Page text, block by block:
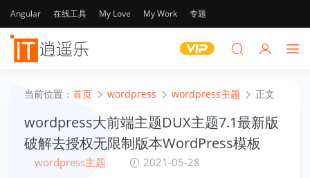
Angular 在线工具 My Love My Work 专题
当前位置： 首页 wordpress wordpress主题 正文
wordpress大前端主题DUX主题7.1最新版
破解去授权无限制版本WordPress模板
wordpress主题 2021-05-28